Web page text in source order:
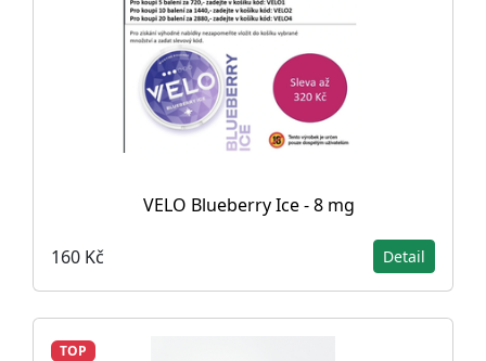
VELO Blueberry Ice - 8 mg
160 Kč Detail
TOP